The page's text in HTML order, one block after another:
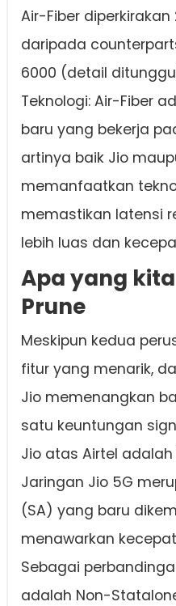
Air-Fiber diperkirakan
daripada
6000 (detail
Teknologi: Air-Fiber
baru yang bekerja
artinya baik Jio
memanfaatkan
memastikan latensi
lebih luas dan
Apa yang
Prune
Meskipun kedua
fitur yang menarik,
Jio memenangkan
satu keuntungan
Jio atas Airtel
Jaringan Jio 5G
(SA) yang baru
menawarkan
Sebagai
adalah Non-